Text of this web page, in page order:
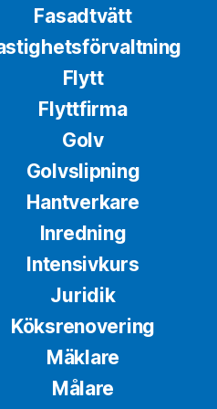
Fasadtvätt
Flytt
Flyttfirma
Golv
Golvslipning
Hantverkare
Inredning
Intensivkurs
Juridik
Köksrenovering
Mäklare
Målare